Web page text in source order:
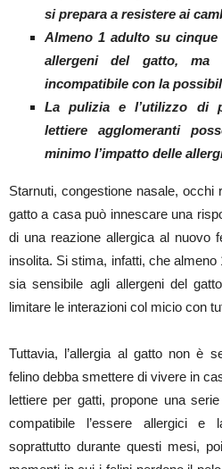
si prepara a resistere ai
Almeno 1 adulto su
allergeni del gatto, ma
incompatibile con la
La pulizia e l’utilizzo di
lettiere agglomeranti
minimo l’impatto delle
Starnuti, congestione nasale,
gatto a casa può innescare una
di una reazione allergica al nuovo
insolita. Si stima, infatti, che
sia sensibile agli allergeni del
limitare le interazioni col micio con
Tuttavia, l’allergia al gatto non è
felino debba smettere di vivere in
lettiere per gatti, propone una
compatibile l’essere allergici
soprattutto durante questi mesi,